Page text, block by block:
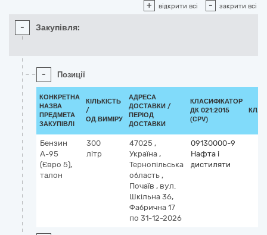
+ відкрити всі - закрити всі
- Закупівля:
- Позиції
КОНКРЕТНА
НАЗВА
ПРЕДМЕТА
ЗАКУПІВЛІ
КІЛЬКІСТЬ
/
ОД.ВИМІРУ
АДРЕСА
ДОСТАВКИ /
ПЕРІОД
ДОСТАВКИ
КЛАСИФІКАТОР
ДК 021:2015
(CPV)
Бензин
А-95
(Євро 5),
талон
300
літр
47025 ,
Україна ,
Тернопільська
область ,
Почаїв , вул.
Шкільна 36,
Фабрична 17
по 31-12-2026
09130000-9
Нафта і
дистиляти